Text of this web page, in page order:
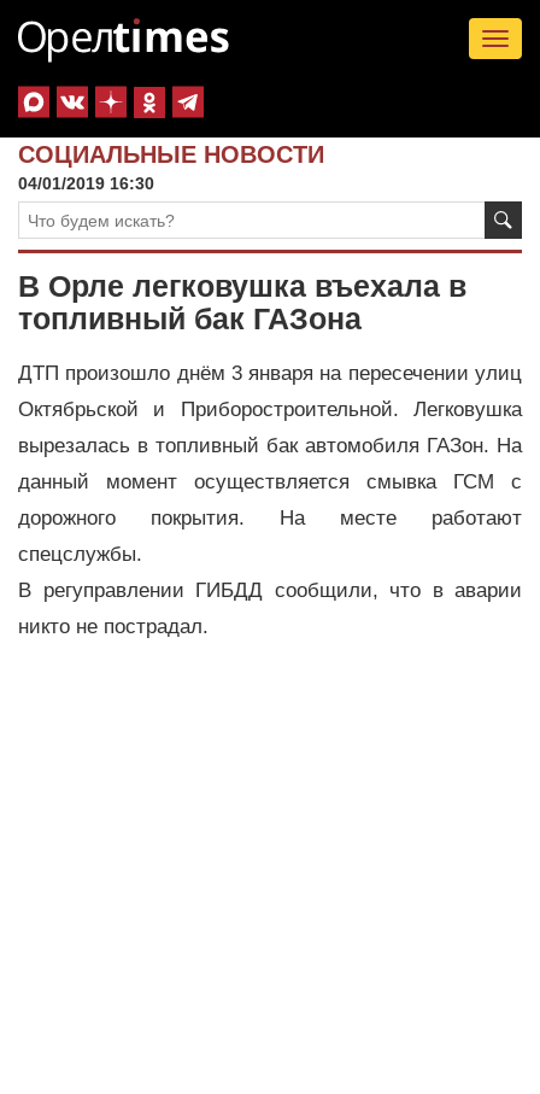
СОЦИАЛЬНЫЕ НОВОСТИ
04/01/2019 16:30
В Орле легковушка въехала в
топливный бак ГАЗона
ДТП произошло днём 3 января на пересечении улиц
Октябрьской и Приборостроительной. Легковушка
вырезалась в топливный бак автомобиля ГАЗон. На
данный момент осуществляется смывка ГСМ с
дорожного покрытия. На месте работают
спецслужбы.
В регуправлении ГИБДД сообщили, что в аварии
никто не пострадал.